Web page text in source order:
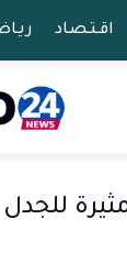
اقـتـصـاد